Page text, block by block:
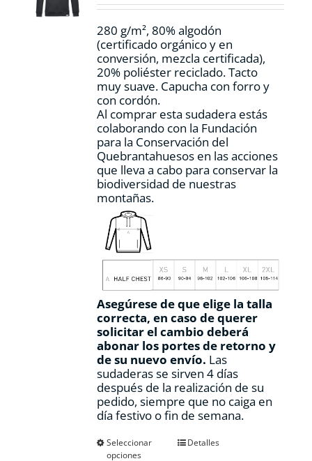
en
página
de
producto
280 g/m², 80% algodón
(certificado orgánico y en
conversión, mezcla certificada),
20% poliéster reciclado. Tacto
muy suave. Capucha con forro y
con cordón.
Al comprar esta sudadera estás
colaborando con la Fundación
para la Conservación del
Quebrantahuesos en las acciones
que lleva a cabo para conservar la
biodiversidad de nuestras
montañas.
Asegúrese de que elige la talla
correcta, en caso de querer
solicitar el cambio deberá
abonar los portes de retorno y
de su nuevo envío. Las
sudaderas se sirven 4 días
después de la realización de su
pedido, siempre que no caiga en
día festivo o fin de semana.
Seleccionar
opciones
EsteDetalles